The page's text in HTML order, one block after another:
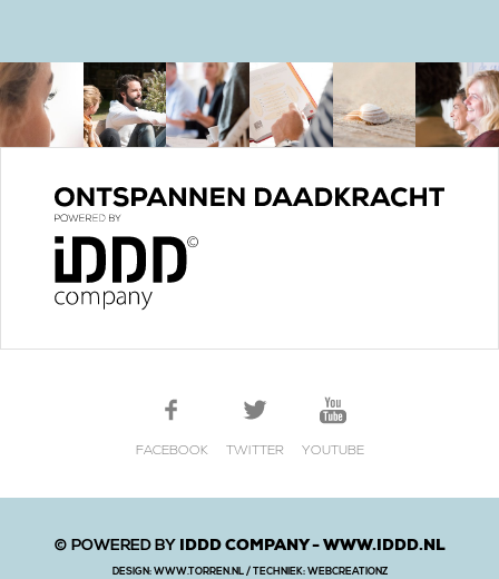
FACEBOOK TWITTER YOUTUBE
© POWERED BY IDDD COMPANY -WWW.IDDD.NL
DESIGN:WWW.TORREN.NL/ TECHNIEK:WEBCREATIONZ